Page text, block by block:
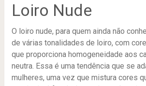
Loiro Nude
O loiro nude, para quem ainda não
de várias tonalidades de loiro, com
que proporciona homogeneidade aos
neutra. Essa é uma tendência que se
mulheres, uma vez que mistura cores